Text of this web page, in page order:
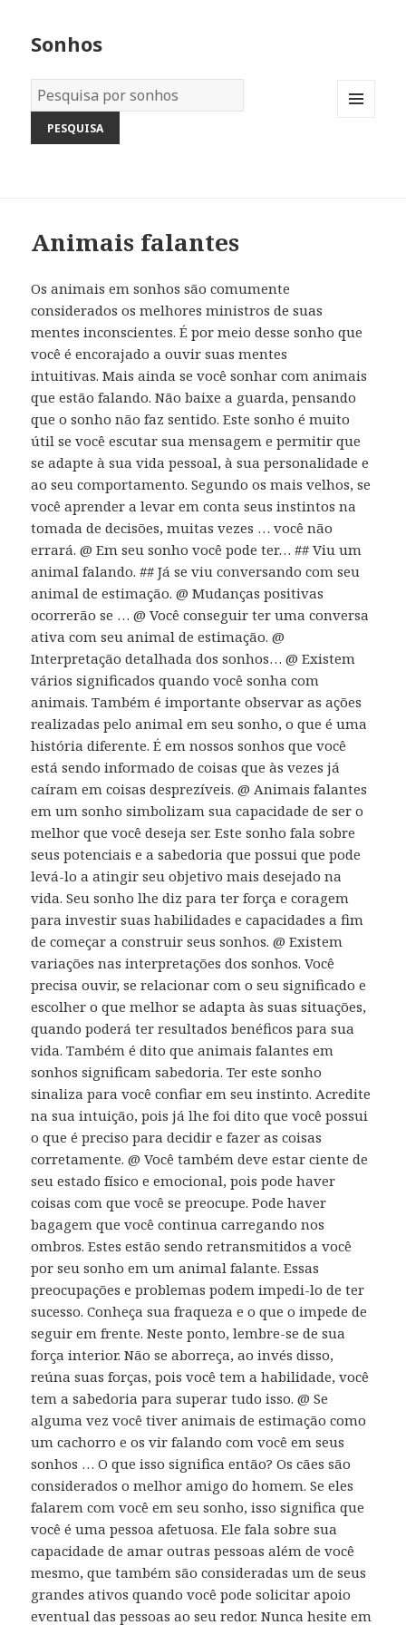
Sonhos
Dicionário
dos
Sonhos:
Animais falantes
Os animais em sonhos são comumente
considerados os melhores ministros de suas
mentes inconscientes. É por meio desse sonho que
você é encorajado a ouvir suas mentes
intuitivas. Mais ainda se você sonhar com animais
que estão falando. Não baixe a guarda, pensando
que o sonho não faz sentido. Este sonho é muito
útil se você escutar sua mensagem e permitir que
se adapte à sua vida pessoal, à sua personalidade e
ao seu comportamento. Segundo os mais velhos, se
você aprender a levar em conta seus instintos na
tomada de decisões, muitas vezes … você não
errará. @ Em seu sonho você pode ter… ## Viu um
animal falando. ## Já se viu conversando com seu
animal de estimação. @ Mudanças positivas
ocorrerão se … @ Você conseguir ter uma conversa
ativa com seu animal de estimação. @
Interpretação detalhada dos sonhos… @ Existem
vários significados quando você sonha com
animais. Também é importante observar as ações
realizadas pelo animal em seu sonho, o que é uma
história diferente. É em nossos sonhos que você
está sendo informado de coisas que às vezes já
caíram em coisas desprezíveis. @ Animais falantes
em um sonho simbolizam sua capacidade de ser o
melhor que você deseja ser. Este sonho fala sobre
seus potenciais e a sabedoria que possui que pode
levá-lo a atingir seu objetivo mais desejado na
vida. Seu sonho lhe diz para ter força e coragem
para investir suas habilidades e capacidades a fim
de começar a construir seus sonhos. @ Existem
variações nas interpretações dos sonhos. Você
precisa ouvir, se relacionar com o seu significado e
escolher o que melhor se adapta às suas situações,
quando poderá ter resultados benéficos para sua
vida. Também é dito que animais falantes em
sonhos significam sabedoria. Ter este sonho
sinaliza para você confiar em seu instinto. Acredite
na sua intuição, pois já lhe foi dito que você possui
o que é preciso para decidir e fazer as coisas
corretamente. @ Você também deve estar ciente de
seu estado físico e emocional, pois pode haver
coisas com que você se preocupe. Pode haver
bagagem que você continua carregando nos
ombros. Estes estão sendo retransmitidos a você
por seu sonho em um animal falante. Essas
preocupações e problemas podem impedi-lo de ter
sucesso. Conheça sua fraqueza e o que o impede de
seguir em frente. Neste ponto, lembre-se de sua
força interior. Não se aborreça, ao invés disso,
reúna suas forças, pois você tem a habilidade, você
tem a sabedoria para superar tudo isso. @ Se
alguma vez você tiver animais de estimação como
um cachorro e os vir falando com você em seus
sonhos … O que isso significa então? Os cães são
considerados o melhor amigo do homem. Se eles
falarem com você em seu sonho, isso significa que
você é uma pessoa afetuosa. Ele fala sobre sua
capacidade de amar outras pessoas além de você
mesmo, que também são consideradas um de seus
grandes ativos quando você pode solicitar apoio
eventual das pessoas ao seu redor. Nunca hesite em